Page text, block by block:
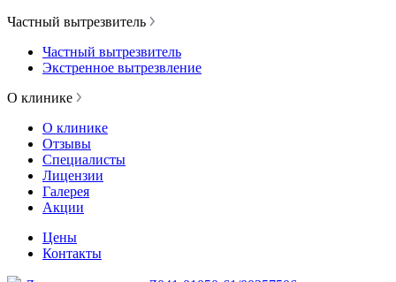
Частный вытрезвитель
Частный вытрезвитель
Экстренное вытрезвление
О клинике
О клинике
Отзывы
Специалисты
Лицензии
Галерея
Акции
Цены
Контакты